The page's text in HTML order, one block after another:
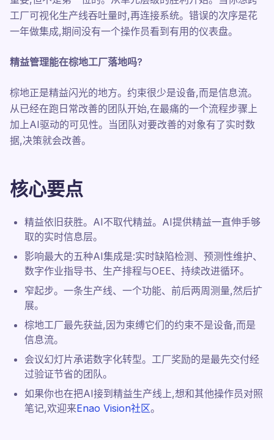
工厂可视化生产线吞吐量时,再连接系统。错误的次序是花
一年做集成,期间没有一个操作员看到有用的仪表盘。
精益管理能在棕地工厂落地吗?
棕地正是精益闪光的地方。约束很少是设备,而是信息流。
从已经在跑日常改善的团队开始,在最痛的一个流程步骤上
加上AI驱动的可见性。当团队对要改善的对象有了实时数
据,决策就会改善。
核心要点
精益依旧获胜。AI不取代精益。AI提供精益一直伸手够
取的实时信息层。
影响最大的五种AI集成是:实时缺陷检测、预测性维护、
数字作业指导书、生产排程与OEE、持续改进循环。
窄起步。一条生产线、一个功能、前后两周测量,然后扩
展。
棕地工厂最先获益,因为束缚它们的约束不是设备,而是
信息流。
会议幻灯片承诺数字化转型。工厂奖励的是最先交付经
过验证节省的团队。
如果你也在把AI接到精益生产线上,想和其他操作员对照
笔记,欢迎来Enao Vision社区。